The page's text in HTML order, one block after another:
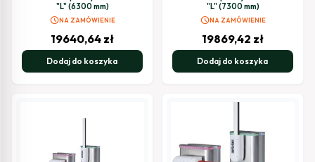
"L" (6300 mm)
scheduleNA ZAMÓWIENIE
19640,64 zł
Dodaj do koszyka
"L" (7300 mm)
scheduleNA ZAMÓWIENIE
19869,42 zł
Dodaj do koszyka